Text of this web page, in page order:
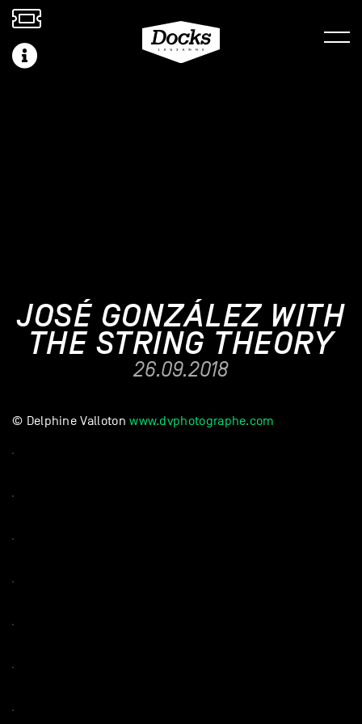
JOSÉ GONZÁLEZ WITH
THE STRING THEORY
26.09.2018
© Delphine Vallotonwww.dvphotographe.com